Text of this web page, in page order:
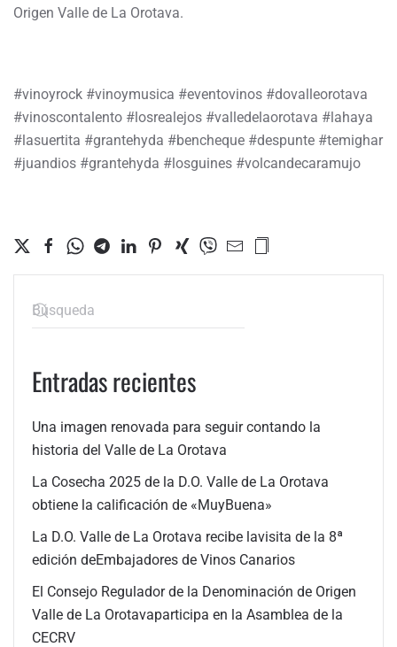
Origen Valle de La Orotava.
#vinoyrock #vinoymusica #eventovinos #dovalleorotava
#vinoscontalento #losrealejos #valledelaorotava #lahaya
#lasuertita #grantehyda #bencheque #despunte #temighar
#juandios #grantehyda #losguines #volcandecaramujo
Entradas recientes
Una imagen renovada para seguir contando la
historia del Valle de La Orotava
La Cosecha 2025 de la D.O. Valle de La Orotava
obtiene la calificación de «MuyBuena»
La D.O. Valle de La Orotava recibe lavisita de la 8ª
edición deEmbajadores de Vinos Canarios
El Consejo Regulador de la Denominación de Origen
Valle de La Orotavaparticipa en la Asamblea de la
CECRV